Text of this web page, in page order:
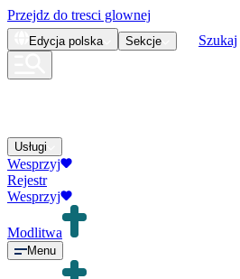
Przejdz do tresci glownej
Edycja polska Sekcje Szukaj
Usługi
Wesprzyj
Rejestr
Wesprzyj
Modlitwa
Menu